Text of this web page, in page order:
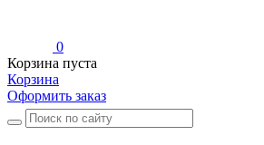
0
Корзина пуста
Корзина
Оформить заказ